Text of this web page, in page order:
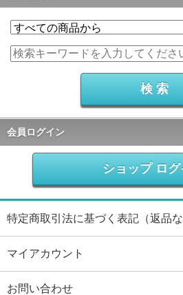
会員ログイン
ショップ ロ
特定商取引法に基づく表記（返品な
マイアカウント
お問い合わせ